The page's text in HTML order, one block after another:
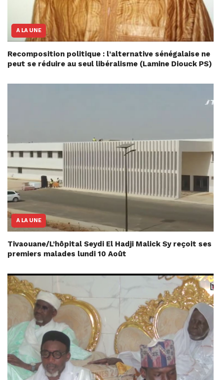
A LA UNE
Recomposition politique : l’alternative sénégalaise ne
peut se réduire au seul libéralisme (Lamine Diouck PS)
A LA UNE
Tivaouane/L’hôpital Seydi El Hadji Malick Sy reçoit ses
premiers malades lundi 10 Août